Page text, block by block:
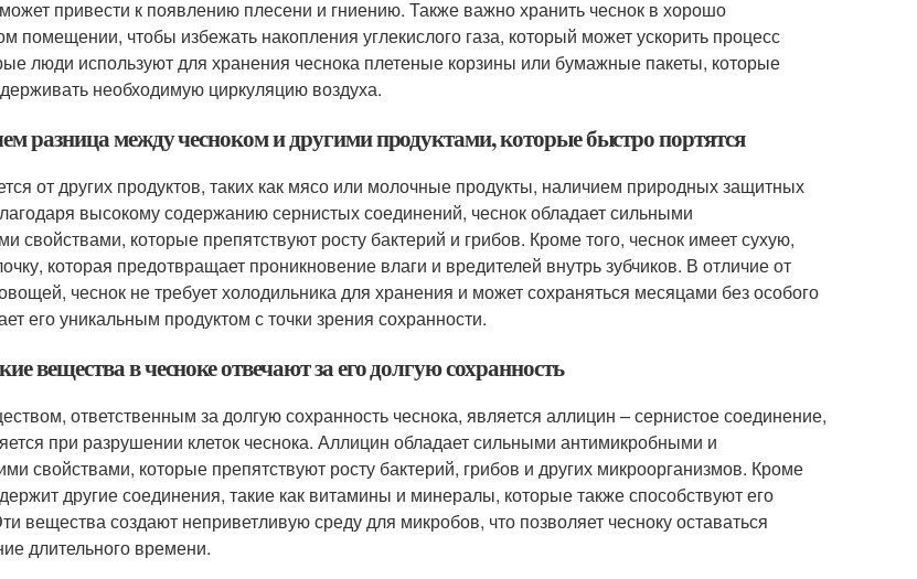
привести к появлению плесени и гниению. Также важно хранить чеснок в хорошо
помещении, чтобы избежать накопления углекислого газа, который может ускорить процесс
люди используют для хранения чеснока плетеные корзины или бумажные пакеты, которые
необходимую циркуляцию воздуха.
разница между чесноком и другими продуктами, которые быстро портятся
от других продуктов, таких как мясо или молочные продукты, наличием природных защитных
высокому содержанию сернистых соединений, чеснок обладает сильными
свойствами, которые препятствуют росту бактерий и грибов. Кроме того, чеснок имеет сухую,
которая предотвращает проникновение влаги и вредителей внутрь зубчиков. В отличие от
чеснок не требует холодильника для хранения и может сохраняться месяцами без особого
его уникальным продуктом с точки зрения сохранности.
вещества в чесноке отвечают за его долгую сохранность
ответственным за долгую сохранность чеснока, является аллицин – сернистое соединение,
при разрушении клеток чеснока. Аллицин обладает сильными антимикробными и
свойствами, которые препятствуют росту бактерий, грибов и других микроорганизмов. Кроме
другие соединения, такие как витамины и минералы, которые также способствуют его
вещества создают неприветливую среду для микробов, что позволяет чесноку оставаться
длительного времени.